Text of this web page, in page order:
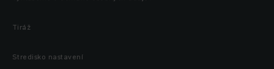
Tiráž
Stredisko nastavení